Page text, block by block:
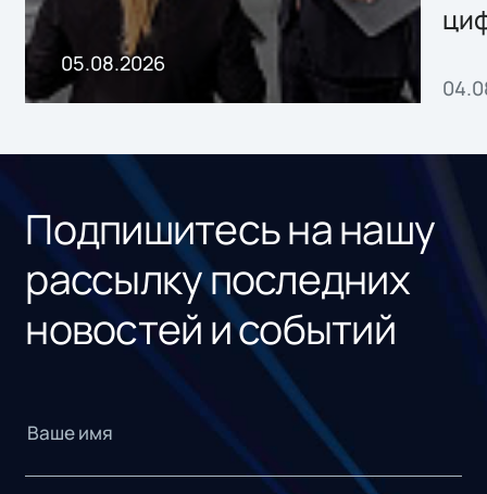
05.08.2026
Подпишитесь на нашу
рассылку последних
новостей и событий